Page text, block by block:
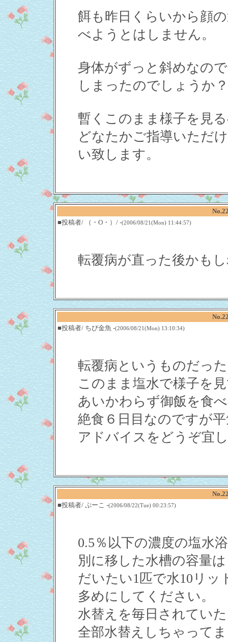
餌も昨日くらいから顔
べようとはしません。
身体がずっと斜めなの
しまったのでしょうか？
暫くこのまま様子を見
どなたかご指導いただ
い致します。
■投稿者/ （・O・）/ -(2006/08/21(Mon) 11:44:57)
転覆病が直った後かも
■投稿者/ ちび金魚 -(2006/08/21(Mon) 13:10:34)
転覆病というものだっ
このまま塩水で様子を
あいかわらず御飯を食
絶食６日目なのですが
アドバイスをどうぞ宜
■投稿者/ ぷーこ -(2006/08/22(Tue) 00:23:57)
0.5％以下の濃度の塩水
別に移した水槽の容量
だいたい1匹で水10リ
多めにしてください。
水替えを毎日されてい
全部水替えしちゃって